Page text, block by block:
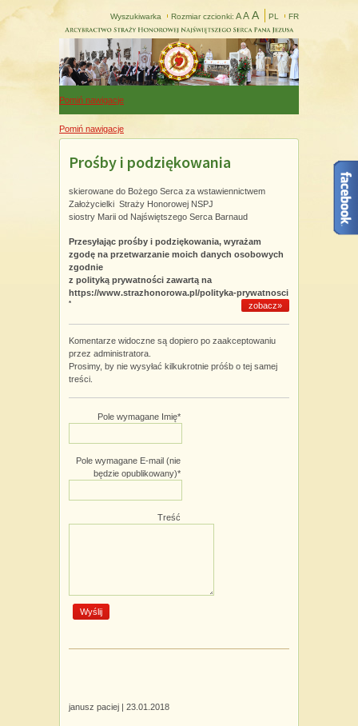
Wyszukiwarka Rozmiar czcionki: A A A PL FR
Pomiń nawigacje
Pomiń nawigacje
Prośby i podziękowania
skierowane do Bożego Serca za wstawiennictwem
Założycielki Straży Honorowej NSPJ
siostry Marii od Najświętszego Serca Barnaud
Przesyłając prośby i podziękowania, wyrażam
zgodę na przetwarzanie moich danych osobowych
zgodnie
z polityką prywatności zawartą na
https://www.strazhonorowa.pl/polityka-prywatnosci
* zobacz»
Komentarze widoczne są dopiero po zaakceptowaniu
przez administratora.
Prosimy, by nie wysyłać kilkukrotnie próśb o tej samej
treści.
Pole wymagane Imię*
Pole wymagane E-mail (nie
będzie opublikowany)*
Treść
janusz paciej | 23.01.2018